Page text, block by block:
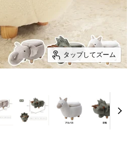
タップしてズーム